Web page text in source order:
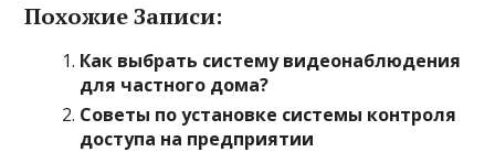
Похожие Записи:
Как выбрать систему видеонаблюдения
для частного дома?
Советы по установке системы контроля
доступа на предприятии